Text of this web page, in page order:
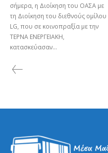
σήμερα, η Διοίκηση του ΟΑΣΑ με
τη Διοίκηση του διεθνούς ομίλου
LG, που σε κοινοπραξία με την
ΤΕΡΝΑ ΕΝΕΡΓΕΙΑΚΗ,
κατασκεύασαν...